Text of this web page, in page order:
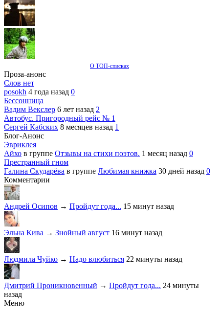
О ТОП-списках
Проза-анонс
Слов нет
posokh 4 года назад 0
Бессонница
Вадим Векслер 6 лет назад 2
Автобус. Пригородный рейс № 1
Сергей Кабских 8 месяцев назад 1
Блог-Анонс
Эвриклея
Айхо в группе Отзывы на стихи поэтов. 1 месяц назад 0
Престранный гном
Галина Скударёва в группе Любимая книжка 30 дней назад 0
Комментарии
Андрей Осипов → Пройдут года... 15 минут назад
Эльна Кива → Знойный август 16 минут назад
Людмила Чуйко → Надо влюбиться 22 минуты назад
Дмитрий Проникновенный → Пройдут года... 24 минуты
назад
Меню